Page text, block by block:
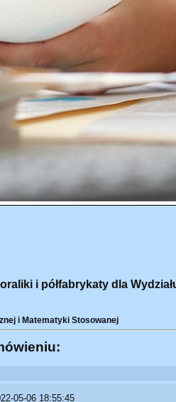
i półfabrykaty dla
i Matematyki Stosowanej
05-06 18:55:45